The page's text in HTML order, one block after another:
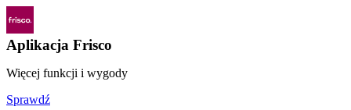
Aplikacja Frisco
Więcej funkcji i wygody
Sprawdź